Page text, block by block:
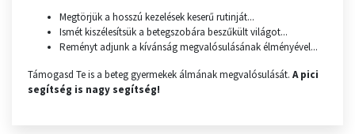
Megtörjük a hosszú kezelések keserű rutinját...
Ismét kiszélesítsük a betegszobára beszűkült világot...
Reményt adjunk a kívánság megvalósulásának élményével...
Támogasd Te is a beteg gyermekek álmának megvalósulását. A pici
segítség is nagy segítség!